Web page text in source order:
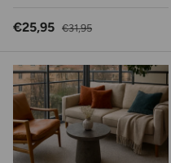
Alennushinta
€25,95 Normaalihinta
€31,95